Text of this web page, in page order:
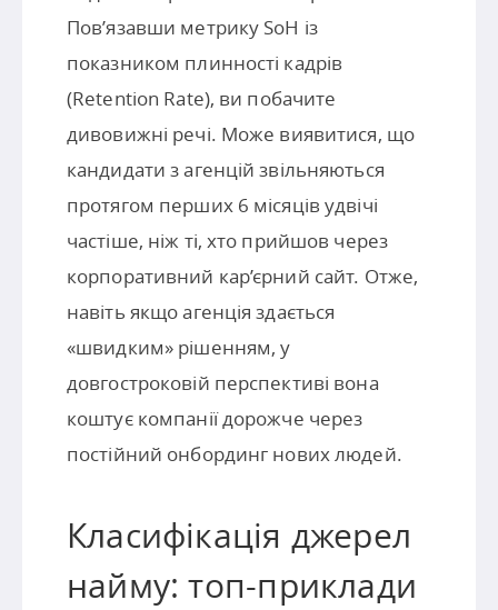
Пов’язавши метрику SoH із
показником плинності кадрів
(Retention Rate), ви побачите
дивовижні речі. Може виявитися, що
кандидати з агенцій звільняються
протягом перших 6 місяців удвічі
частіше, ніж ті, хто прийшов через
корпоративний кар’єрний сайт. Отже,
навіть якщо агенція здається
«швидким» рішенням, у
довгостроковій перспективі вона
коштує компанії дорожче через
постійний онбординг нових людей.
Класифікація джерел
найму: топ-приклади